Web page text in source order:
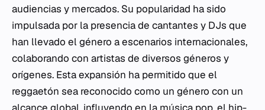
audiencias y mercados. Su popularidad ha sido
impulsada por la presencia de cantantes y DJs que
han llevado el género a escenarios internacionales,
colaborando con artistas de diversos géneros y
orígenes. Esta expansión ha permitido que el
reggaetón sea reconocido como un género con un